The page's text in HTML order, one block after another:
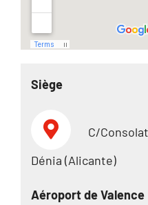
Siège
C/
Dénia (Alicante)
Aéroport de Valence